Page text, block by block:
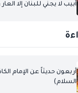
أبيب لا يجني للبنان إلا العار
أربعون حديثاً عن الإمام
السلام)